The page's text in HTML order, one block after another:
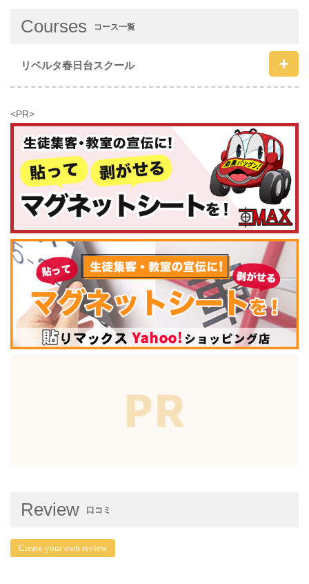
Courses コース一覧
リベルタ春日台スクール
<PR>
Review 口コミ
Create your own review